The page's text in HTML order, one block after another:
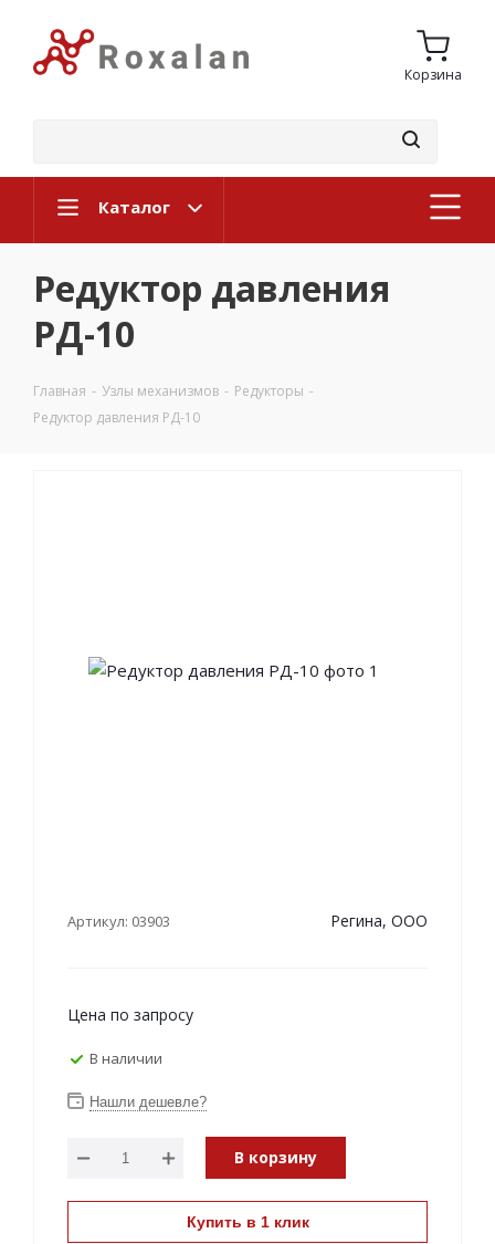
Корзина
Каталог
Редуктор давления
РД-10
Главная - Узлы механизмов - Редукторы -
Редуктор давления РД-10
Артикул: 03903 Регина, ООО
Цена по запросу
В наличии
Нашли дешевле?
В корзину
Купить в 1 клик